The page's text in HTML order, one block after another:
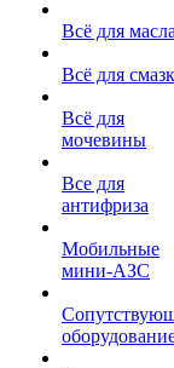
Всё для масла
Всё для
Всё для
мочевины
Все для
антифриза
Мобильные
мини-АЗС